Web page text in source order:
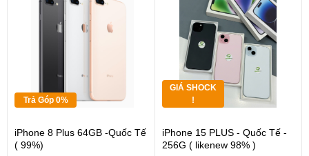
Trả Góp 0%
iPhone 8 Plus 64GB -Quốc Tế
( 99%)
GIÁ SHOCK
!
iPhone 15 PLUS - Quốc Tế -
256G ( likenew 98% )